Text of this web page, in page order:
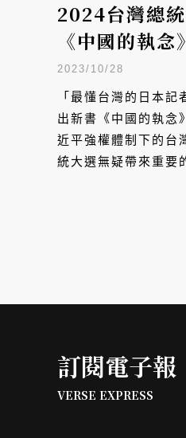
2024台灣總
《中國的執
書寫台灣，已
2023/10/28
「最懂台灣的日本
出新書《中國的執
近平強權體制下的台
統大選無疑帶來重要
訂閱電子報
VERSE EXPRESS